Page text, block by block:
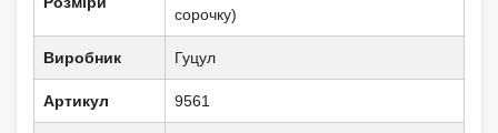
сорочку)
Виробник Гуцул
Артикул 9561